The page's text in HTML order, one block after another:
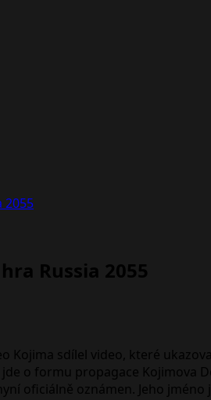
2055
Russia 2055
Kojima sdílel video, které
o formu propagace Kojimova
oficiálně oznámen. Jeho